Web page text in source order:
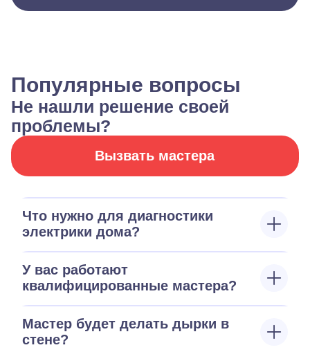
Популярные вопросы
Не нашли решение своей
проблемы?
Вызвать мастера
Что нужно для диагностики
электрики дома?
У вас работают
квалифицированные мастера?
Мастер будет делать дырки в
стене?